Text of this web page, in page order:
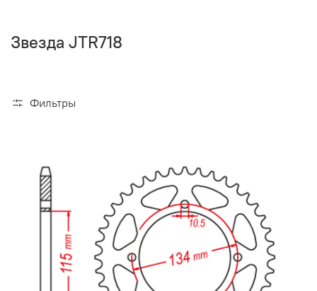
Звезда JTR718
Фильтры